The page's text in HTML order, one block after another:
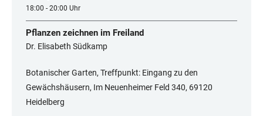
18:00 - 20:00 Uhr
Pflanzen zeichnen im Freiland
Dr. Elisabeth Südkamp
Botanischer Garten, Treffpunkt: Eingang zu den
Gewächshäusern, Im Neuenheimer Feld 340, 69120
Heidelberg